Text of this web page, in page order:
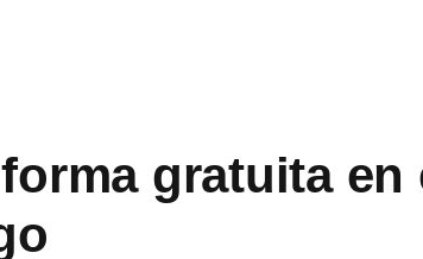
gratuita en